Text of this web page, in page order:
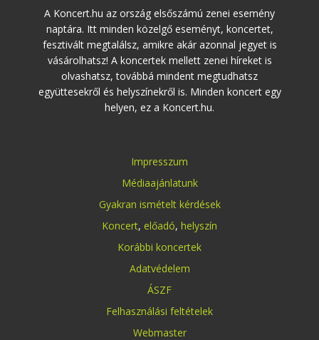
A Koncert.hu az ország elsőszámú zenei esemény
naptára. Itt minden közelgő eseményt, koncertet,
fesztivált megtalálsz, amikre akár azonnal jegyet is
vásárolhatsz! A koncertek mellett zenei híreket is
olvashatsz, továbbá mindent megtudhatsz
együttesekről és helyszínekről is. Minden koncert egy
helyen, ez a Koncert.hu.
Impresszum
Médiaajánlatunk
Gyakran ismételt kérdések
Koncert, előadó, helyszín
Korábbi koncertek
Adatvédelem
ÁSZF
Felhasználási feltételek
Webmaster